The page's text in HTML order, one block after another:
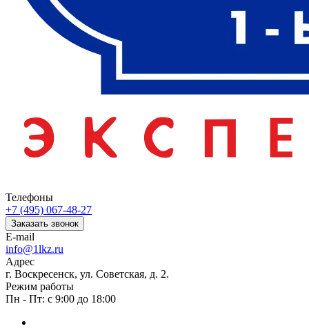
Телефоны
+7 (495) 067-48-27
Заказать звонок
E-mail
info@1lkz.ru
Адрес
г. Воскресенск, ул. Советская, д. 2.
Режим работы
Пн - Пт: с 9:00 до 18:00